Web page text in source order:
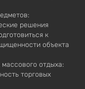
решения
к
объекта
отдыха:
торговых